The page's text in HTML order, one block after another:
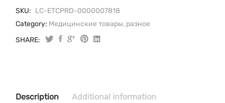
quantity
SKU: LC-ETCPRD-0000007818
Category: Медицинские товары, разное
SHARE:
Description Additional information